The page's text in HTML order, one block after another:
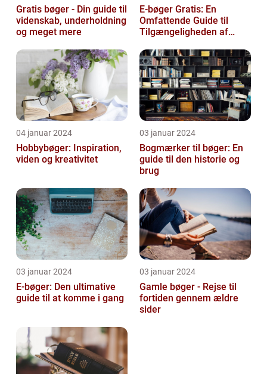
Gratis bøger - Din guide til
videnskab, underholdning
og meget mere
E-bøger Gratis: En
Omfattende Guide til
Tilgængeligheden af
04 januar 2024
Hobbybøger: Inspiration,
viden og kreativitet
03 januar 2024
Bogmærker til bøger: En
guide til den historie og
brug
03 januar 2024
E-bøger: Den ultimative
guide til at komme i gang
03 januar 2024
Gamle bøger - Rejse til
fortiden gennem ældre
sider